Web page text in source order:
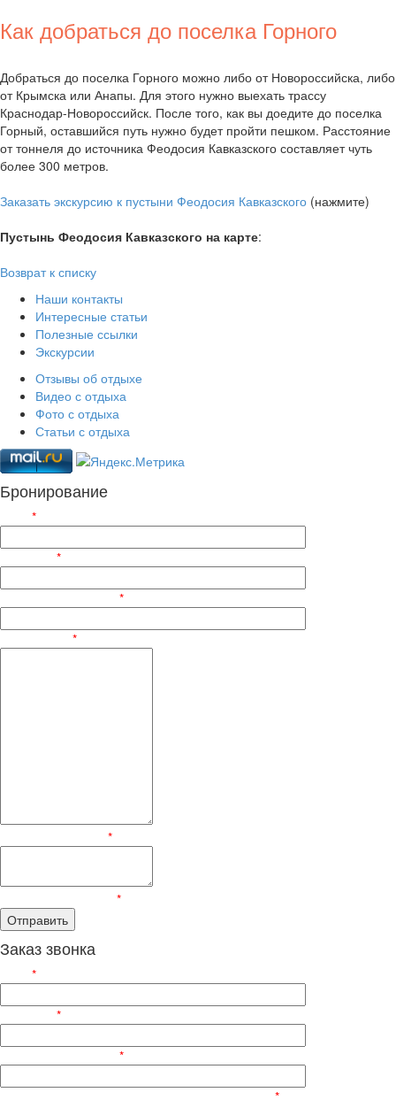
Как добраться до поселка Горного
Добраться до поселка Горного можно либо от Новороссийска, либо
от Крымска или Анапы. Для этого нужно выехать трассу
Краснодар-Новороссийск. После того, как вы доедите до поселка
Горный, оставшийся путь нужно будет пройти пешком. Расстояние
от тоннеля до источника Феодосия Кавказского составляет чуть
более 300 метров.
Заказать экскурсию к пустыни Феодосия Кавказского (нажмите)
Пустынь Феодосия Кавказского на карте:
Возврат к списку
Наши контакты
Интересные статьи
Полезные ссылки
Экскурсии
Отзывы об отдыхе
Видео с отдыха
Фото с отдыха
Статьи с отдыха
Бронирование
*
*
*
*
*
*
Заказ звонка
*
*
*